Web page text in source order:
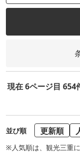
現在 6ページ目 654
並び順 更新順
※人気順は、観光三重